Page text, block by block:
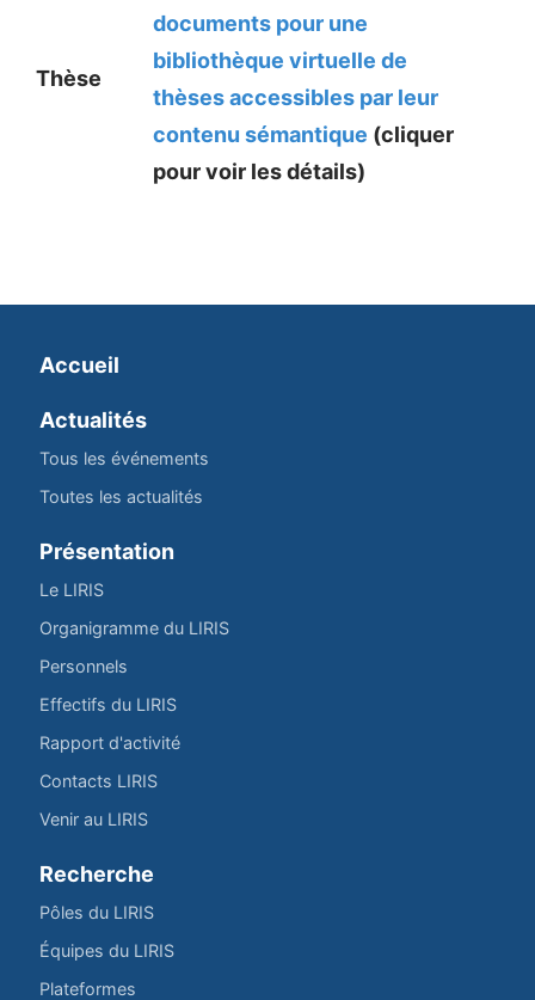
Thèse
documents pour une
bibliothèque virtuelle de
thèses accessibles par leur
contenu sémantique (cliquer
pour voir les détails)
Accueil
Actualités
Tous les événements
Toutes les actualités
Présentation
Le LIRIS
Organigramme du LIRIS
Personnels
Effectifs du LIRIS
Rapport d'activité
Contacts LIRIS
Venir au LIRIS
Recherche
Pôles du LIRIS
Équipes du LIRIS
Plateformes